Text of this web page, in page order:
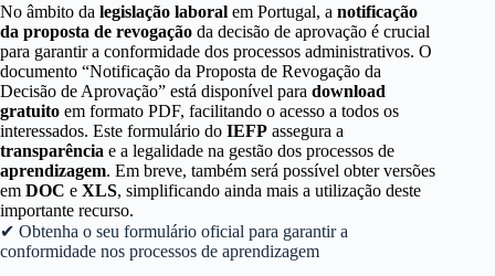
No âmbito da legislação laboral em Portugal, a notificação
da proposta de revogação da decisão de aprovação é crucial
para garantir a conformidade dos processos administrativos. O
documento “Notificação da Proposta de Revogação da
Decisão de Aprovação” está disponível para download
gratuito em formato PDF, facilitando o acesso a todos os
interessados. Este formulário do IEFP assegura a
transparência e a legalidade na gestão dos processos de
aprendizagem. Em breve, também será possível obter versões
em DOC e XLS, simplificando ainda mais a utilização deste
importante recurso.
✔ Obtenha o seu formulário oficial para garantir a
conformidade nos processos de aprendizagem